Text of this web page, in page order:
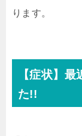
ります。
【症状】
た!!